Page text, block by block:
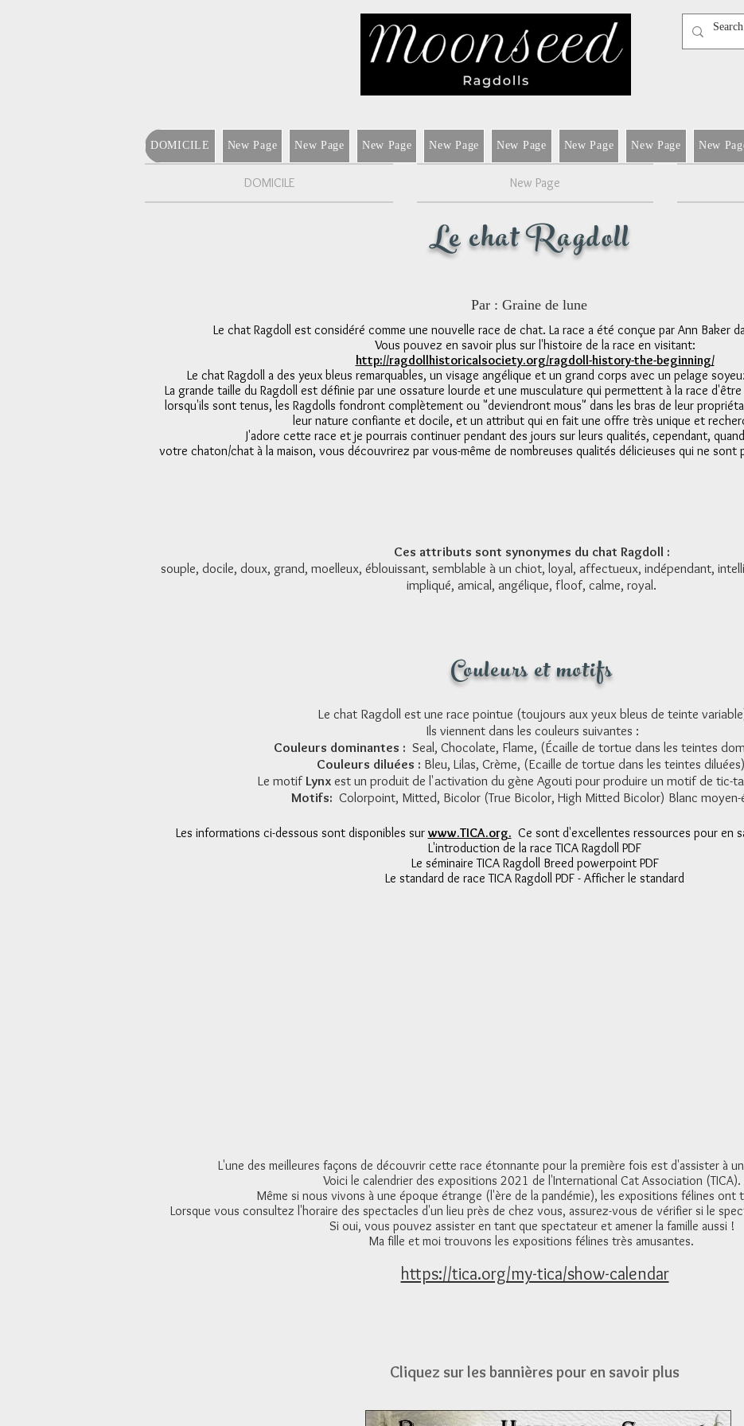
DOMICILE New Page New Page New Page New Page New Page New Page New Page New
DOMICILE New Page
Le chat Ragdoll
Par : Graine de lune
Le chat Ragdoll est considéré comme une nouvelle race de chat. La race a été conçue par Ann Baker
Vous pouvez en savoir plus sur l'histoire de la race en visitant:
http://ragdollhistoricalsociety.org/ragdoll-history-the-beginning/
Le chat Ragdoll a des yeux bleus remarquables, un visage angélique et un grand corps avec un pelage
La grande taille du Ragdoll est définie par une ossature lourde et une musculature qui permettent à la race
lorsqu'ils sont tenus, les Ragdolls fondront complètement ou "deviendront mous" dans les bras de leur
leur nature confiante et docile, et un attribut qui en fait une offre très unique et
J'adore cette race et je pourrais continuer pendant des jours sur leurs qualités, cependant,
votre chaton/chat à la maison, vous découvrirez par vous-même de nombreuses qualités délicieuses qui ne sont
Ces attributs sont synonymes du chat Ragdoll :
souple, docile, doux, grand, moelleux, éblouissant, semblable à un chiot, loyal, affectueux, indépendant,
impliqué, amical, angélique, floof, calme, royal.
Couleurs et motifs
Le chat Ragdoll est une race pointue (toujours aux yeux bleus de teinte
Ils viennent dans les couleurs suivantes :
Couleurs dominantes : Seal, Chocolate, Flame, (Écaille de tortue dans les teintes
Couleurs diluées : Bleu, Lilas, Crème, (Ecaille de tortue dans les teintes
Le motif Lynxest un produit de l'activation du gène Agouti pour produire un motif de tic-
Motifs: Colorpoint, Mitted, Bicolor (True Bicolor, High Mitted Bicolor) Blanc moyen-
Les informations ci-dessous sont disponibles surwww.TICA.org. Ce sont d'excellentes ressources pour en
L'introduction de la race TICA Ragdoll PDF
Le séminaire TICA Ragdoll Breed powerpoint PDF
Le standard de race TICA Ragdoll PDF - Afficher le standard
L'une des meilleures façons de découvrir cette race étonnante pour la première fois est d'assister à
Voici le calendrier des expositions 2021 de l'International Cat Association (TICA).
Même si nous vivons à une époque étrange (l'ère de la pandémie), les expositions félines ont
Lorsque vous consultez l'horaire des spectacles d'un lieu près de chez vous, assurez-vous de vérifier si le
Si oui, vous pouvez assister en tant que spectateur et amener la famille aussi !
Ma fille et moi trouvons les expositions félines très amusantes.
https://tica.org/my-tica/show-calendar
Cliquez sur les bannières pour en savoir plus